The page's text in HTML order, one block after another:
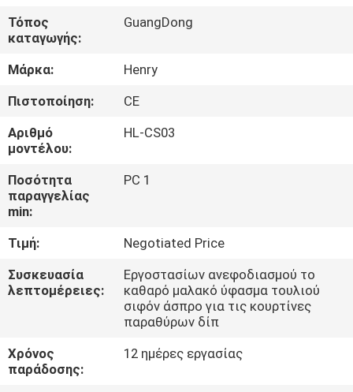
ΓΎΡΟΣ
ΕΡΓΟΣΤΑΣΊΩΝ
ΠΟΙΟΤΙΚΌΣ
ΈΛΕΓΧΟΣ
ΜΑΣ
ΣΕ
ΕΠΑΦΉ
ΕΙΔΉΣΕΙΣ
Τόπος
καταγωγής:
GuangDong
Μάρκα:
Henry
Πιστοποίηση:
CE
Αριθμό
μοντέλου:
HL-CS03
Ποσότητα
παραγγελίας
min:
PC 1
Τιμή:
Negotiated Price
Συσκευασία
λεπτομέρειες:
Εργοστασίων ανεφοδιασμού το
καθαρό μαλακό ύφασμα τουλιού
σιφόν άσπρο για τις κουρτίνες
παραθύρων δίπ
Χρόνος
παράδοσης:
12 ημέρες εργασίας